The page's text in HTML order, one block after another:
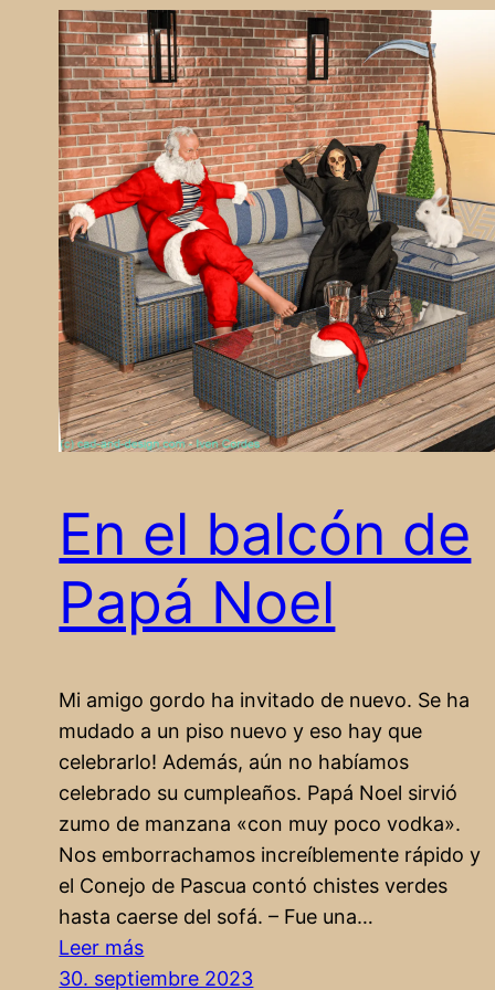
En el balcón de
Papá Noel
Mi amigo gordo ha invitado de nuevo. Se ha
mudado a un piso nuevo y eso hay que
celebrarlo! Además, aún no habíamos
celebrado su cumpleaños. Papá Noel sirvió
zumo de manzana «con muy poco vodka».
Nos emborrachamos increíblemente rápido y
el Conejo de Pascua contó chistes verdes
hasta caerse del sofá. – Fue una…
Leer más:
En
30. septiembre 2023